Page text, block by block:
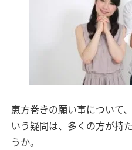
恵方巻きの願い事について
いう疑問は、多くの方が持
うか。